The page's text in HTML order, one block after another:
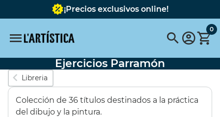
¡Precios exclusivos online!
Búsquedas populares
pinceles escoda
Pebeo
0
Ejercicios Parramón
Libreria
Colección de 36 títulos destinados a la práctica
del dibujo y la pintura.